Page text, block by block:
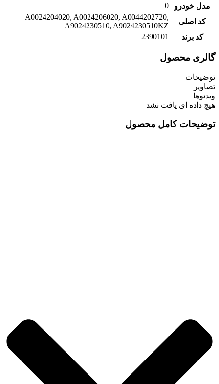
مدل خودرو
0
کد اصلی
A0024204020, A0024206020, A0044202720,
A9024230510, A9024230510KZ
کد برند
2390101
گالری محصول
توضیحات
تصاویر
ویدئوها
هیچ داده ای یافت نشد
توضیحات کامل محصول